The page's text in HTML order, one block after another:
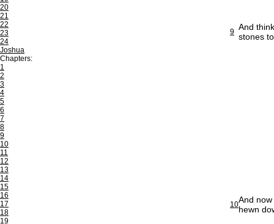
20
21
22
23
24
Joshua
Chapters:
1
2
3
4
5
6
7
8
9
10
11
12
13
14
15
16
17
18
19
9 And
stones
10And
hewn